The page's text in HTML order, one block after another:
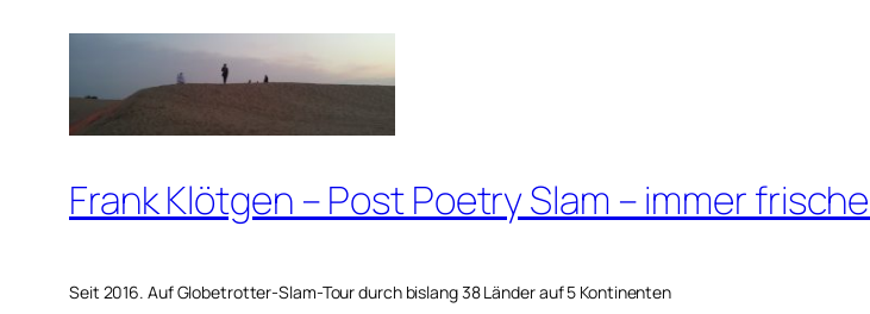
springen
Frank Klötgen – Post Poetry Slam – immer
Seit 2016. Auf Globetrotter-Slam-Tour durch bislang 38 Länder auf 5 Kontinenten